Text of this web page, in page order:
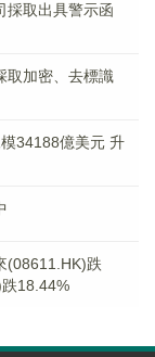
採取出具警示函
取加密、去標識
34188億美元 升
(08611.HK)跌
18.44%